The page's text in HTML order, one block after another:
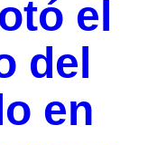
el
del
en